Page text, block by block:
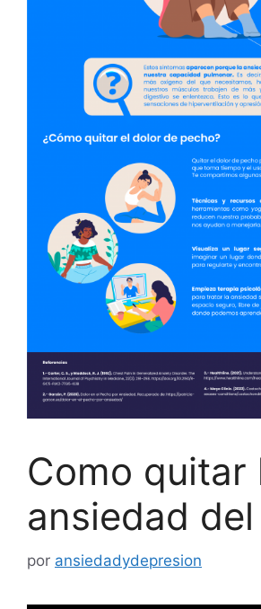
Como quitar
ansiedad
por ansiedadydepresion